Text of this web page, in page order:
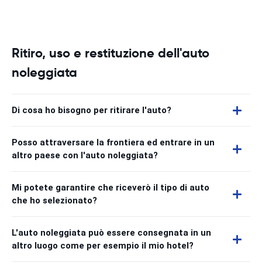
Ritiro, uso e restituzione dell'auto
noleggiata
Di cosa ho bisogno per ritirare l'auto?
Posso attraversare la frontiera ed entrare in un
altro paese con l'auto noleggiata?
Mi potete garantire che riceverò il tipo di auto
che ho selezionato?
L'auto noleggiata può essere consegnata in un
altro luogo come per esempio il mio hotel?